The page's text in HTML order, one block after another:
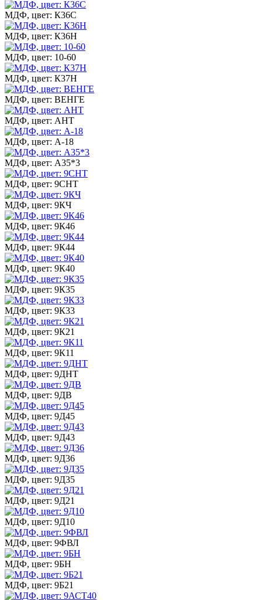
МДФ, цвет: К36С
МДФ, цвет: К36Н
МДФ, цвет: 10-60
МДФ, цвет: К37Н
МДФ, цвет: ВЕНГЕ
МДФ, цвет: АНТ
МДФ, цвет: А-18
МДФ, цвет: А35*3
МДФ, цвет: 9СНТ
МДФ, цвет: 9КЧ
МДФ, цвет: 9К46
МДФ, цвет: 9К44
МДФ, цвет: 9К40
МДФ, цвет: 9К35
МДФ, цвет: 9К33
МДФ, цвет: 9К21
МДФ, цвет: 9К11
МДФ, цвет: 9ДНТ
МДФ, цвет: 9ДВ
МДФ, цвет: 9Д45
МДФ, цвет: 9Д43
МДФ, цвет: 9Д36
МДФ, цвет: 9Д35
МДФ, цвет: 9Д21
МДФ, цвет: 9Д10
МДФ, цвет: 9ФВЛ
МДФ, цвет: 9БН
МДФ, цвет: 9Б21